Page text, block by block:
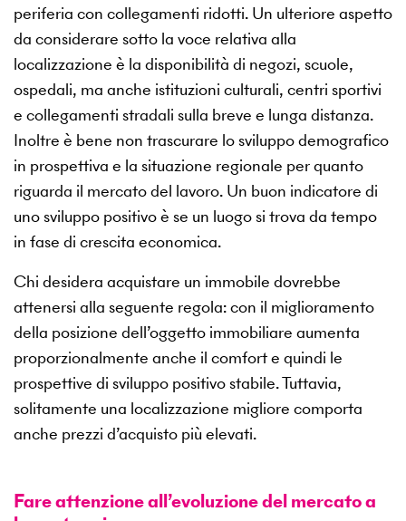
periferia con collegamenti ridotti. Un ulteriore aspetto
da considerare sotto la voce relativa alla
localizzazione è la disponibilità di negozi, scuole,
ospedali, ma anche istituzioni culturali, centri sportivi
e collegamenti stradali sulla breve e lunga distanza.
Inoltre è bene non trascurare lo sviluppo demografico
in prospettiva e la situazione regionale per quanto
riguarda il mercato del lavoro. Un buon indicatore di
uno sviluppo positivo è se un luogo si trova da tempo
in fase di crescita economica.
Chi desidera acquistare un immobile dovrebbe
attenersi alla seguente regola: con il miglioramento
della posizione dell’oggetto immobiliare aumenta
proporzionalmente anche il comfort e quindi le
prospettive di sviluppo positivo stabile. Tuttavia,
solitamente una localizzazione migliore comporta
anche prezzi d’acquisto più elevati.
Fare attenzione all’evoluzione del mercato a